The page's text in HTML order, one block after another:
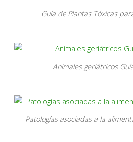
Guía de Plantas Tóxicas
Animales geriátricos
Patologías asociadas a la